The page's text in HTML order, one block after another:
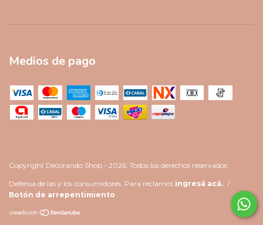
Medios de pago
Copyright Decorando Shop - 2026. Todos los derechos reservados.
Defensa de las y los consumidores. Para reclamos ingresá acá. /
Botón de arrepentimiento